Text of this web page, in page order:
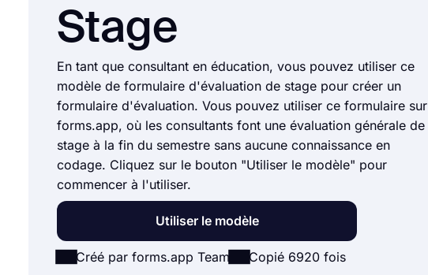
Stage
En tant que consultant en éducation, vous pouvez utiliser ce
modèle de formulaire d'évaluation de stage pour créer un
formulaire d'évaluation. Vous pouvez utiliser ce formulaire sur
forms.app, où les consultants font une évaluation générale de
stage à la fin du semestre sans aucune connaissance en
codage. Cliquez sur le bouton "Utiliser le modèle" pour
commencer à l'utiliser.
Utiliser le modèle
Créé par forms.app Team Copié 6920 fois